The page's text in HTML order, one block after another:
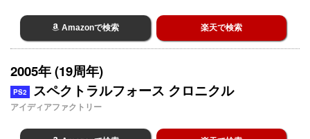
Amazonで検索 楽天で検索
2005年 (19周年)
PS2 スペクトラルフォース クロニクル
アイディアファクトリー